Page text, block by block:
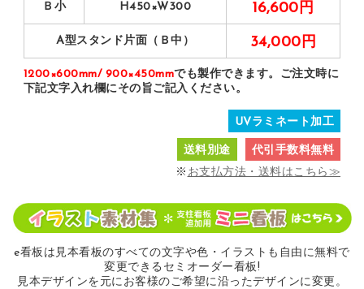
Ｂ小 H450×W300 16,600円
A型スタンド片面（Ｂ中） 34,000円
1200×600mm/ 900×450mmでも製作できます。ご注文時に
下記文字入れ欄にその旨ご記入ください。
UVラミネート加工
送料別途
代引手数料無料
※ お支払方法・送料はこちら≫
e看板は見本看板のすべての文字や色・イラストも自由に無料で
変更できるセミオーダー看板!
見本デザインを元にお客様のご希望に沿ったデザインに変更。